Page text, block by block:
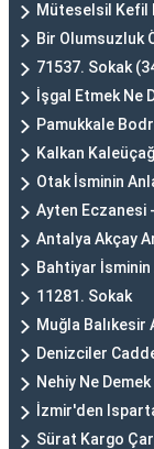
Müteselsil Kefil
Bir Olumsuzluk
71537. Sokak
İşgal Etmek Ne
Pamukkale
Kalkan
Otak İsminin
Ayten Eczanesi
Antalya Akçay
Bahtiyar İsminin
11281. Sokak
Muğla Balıkesir
Denizciler
Nehiy Ne Demek
İzmir'den
Sürat Kargo